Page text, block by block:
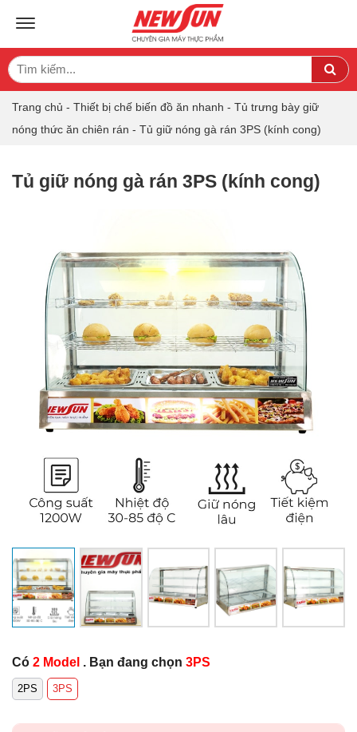
TOGGLE NAVIGATION
Search
for:
Trang chủ - Thiết bị chế biến đồ ăn nhanh - Tủ trưng bày giữ
nóng thức ăn chiên rán - Tủ giữ nóng gà rán 3PS (kính cong)
Tủ giữ nóng gà rán 3PS (kính cong)
Có 2 Model . Bạn đang chọn 3PS
2PS 3PS